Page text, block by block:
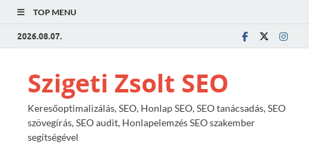
TOP MENU
2026.08.07.
Szigeti Zsolt SEO
Keresőoptimalizálás, SEO, Honlap SEO, SEO tanácsadás, SEO
szövegírás, SEO audit, Honlapelemzés SEO szakember
segítségével